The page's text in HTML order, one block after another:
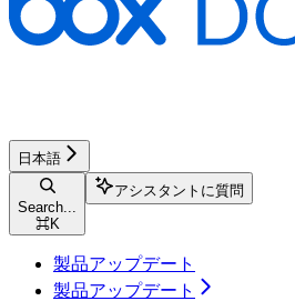
日本語
Search...
⌘K
アシスタントに質問
製品アップデート
製品アップデート